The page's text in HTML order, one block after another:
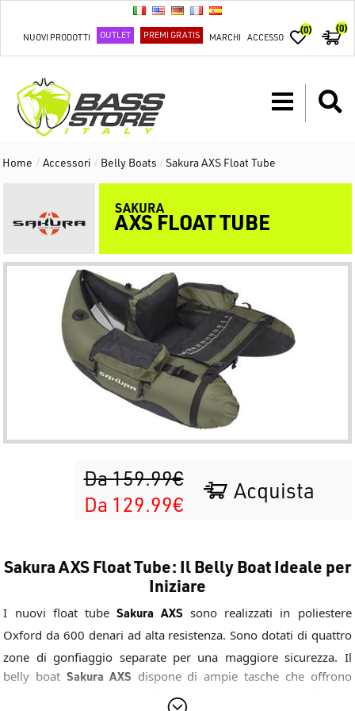
NUOVI PRODOTTI OUTLET PREMI GRATIS MARCHI ACCESSO
(0) (0)
Home / Accessori / Belly Boats /Sakura AXS Float Tube
SAKURA
AXS FLOAT TUBE
Da 159.99€
Da 129.99€
Acquista
Sakura AXS Float Tube: Il Belly Boat Ideale per
Iniziare
I nuovi float tubeSakura AXS sono realizzati in poliestere
Oxford da 600 denari ad alta resistenza. Sono dotati di quattro
zone di gonfiaggio separate per una maggiore sicurezza. Il
belly boatSakura AXS dispone di ampie tasche che offrono
molto spazio per scatole di attrezzatura e accessori.